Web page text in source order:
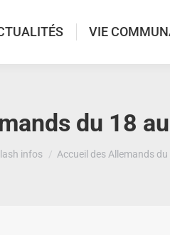
VIE
du 18
: infos Accueil des Allemands